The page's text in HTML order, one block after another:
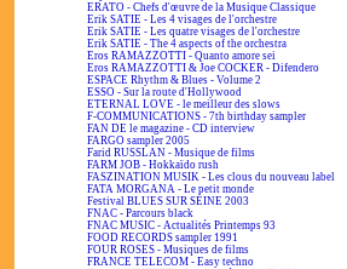
ERATO - Chefs d'œuvre de la Musique Classique
Erik SATIE - Les 4 visages de l'orchestre
Erik SATIE - Les quatre visages de l'orchestre
Erik SATIE - The 4 aspects of the orchestra
Eros RAMAZZOTTI - Quanto amore sei
Eros RAMAZZOTTI & Joe COCKER - Difendero
ESPACE Rhythm & Blues - Volume 2
ESSO - Sur la route d'Hollywood
ETERNAL LOVE - le meilleur des slows
F-COMMUNICATIONS - 7th birthday sampler
FAN DE le magazine - CD interview
FARGO sampler 2005
Farid RUSSLAN - Musique de films
FARM JOB - Hokkaïdo rush
FASZINATION MUSIK - Les clous du nouveau label
FATA MORGANA - Le petit monde
Festival BLUES SUR SEINE 2003
FNAC - Parcours black
FNAC MUSIC - Actualités Printemps 93
FOOD RECORDS sampler 1991
FOUR ROSES - Musiques de films
FRANCE TELECOM - Easy techno